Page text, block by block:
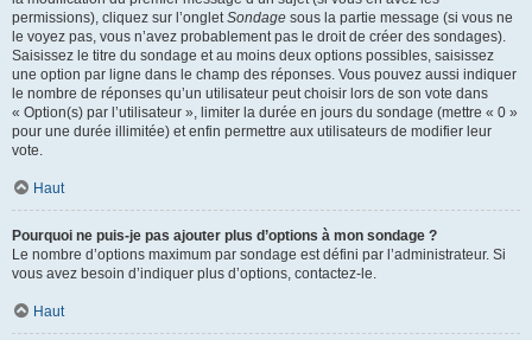
permissions), cliquez sur l’ongletSondage sous la partie message (si vous ne
le voyez pas, vous n’avez probablement pas le droit de créer des sondages).
Saisissez le titre du sondage et au moins deux options possibles, saisissez
une option par ligne dans le champ des réponses. Vous pouvez aussi indiquer
le nombre de réponses qu’un utilisateur peut choisir lors de son vote dans
« Option(s) par l’utilisateur », limiter la durée en jours du sondage (mettre « 0 »
pour une durée illimitée) et enfin permettre aux utilisateurs de modifier leur
vote.
Haut
Pourquoi ne puis-je pas ajouter plus d’options à mon sondage ?
Le nombre d’options maximum par sondage est défini par l’administrateur. Si
vous avez besoin d’indiquer plus d’options, contactez-le.
Haut